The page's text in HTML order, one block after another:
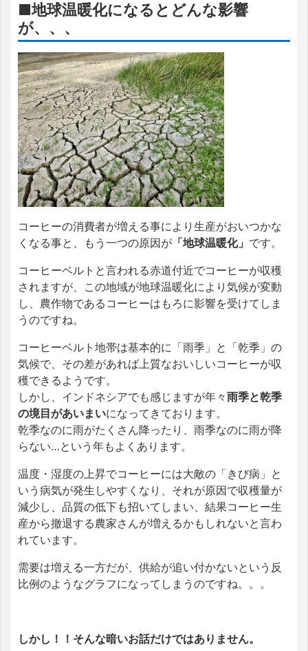
■地球温暖化になるとどんな影響
が、、、
コーヒーの消費者が増える事により生産がおいつかな
くなる事と、もう一つの原因が 「地球温暖化」 です。
コーヒーベルトと言われる赤道付近でコーヒーが収穫
されますが、この地域が地球温暖化により気候が変動
し、農作物であるコーヒーはもろに影響を受けてしま
うのですね。
コーヒーベルト地帯は基本的に「雨季」と「乾季」の
気候で、その差があれば上質なおいしいコーヒーが収
穫できるようです。
しかし、インドネシアでも感じますが年々雨季と乾季
の境目があいまいになってきております。
乾季なのに雨がたくさん降ったり、雨季なのに雨が降
らない…という年もよくあります。
温度・湿度の上昇でコーヒーには大敵の「きび病」と
いう病気が発生しやすくなり、それが原因で収穫量が
減少し、品質の低下も招いてしまい、結果コーヒー生
産から撤退する農家さんが増えるかもしれないと言わ
れています。
需要は増える一方だが、供給が追い付かないという反
比例のようなグラフになってしまうのですね。。。
しかし！！そんな暗いお話だけではありません。